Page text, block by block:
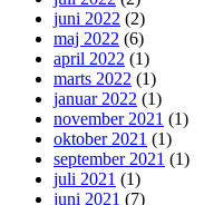
juni 2022 (2)
maj 2022 (6)
april 2022 (1)
marts 2022 (1)
januar 2022 (1)
november 2021 (1)
oktober 2021 (1)
september 2021 (1)
juli 2021 (1)
juni 2021 (7)